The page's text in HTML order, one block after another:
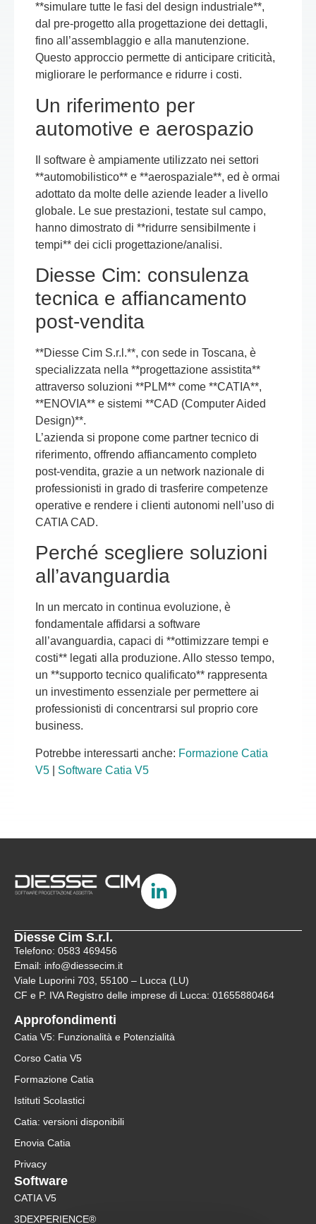
**simulare tutte le fasi del design industriale**,
dal pre-progetto alla progettazione dei dettagli,
fino all’assemblaggio e alla manutenzione.
Questo approccio permette di anticipare criticità,
migliorare le performance e ridurre i costi.
Un riferimento per
automotive e aerospazio
Il software è ampiamente utilizzato nei settori
**automobilistico** e **aerospaziale**, ed è ormai
adottato da molte delle aziende leader a livello
globale. Le sue prestazioni, testate sul campo,
hanno dimostrato di **ridurre sensibilmente i
tempi** dei cicli progettazione/analisi.
Diesse Cim: consulenza
tecnica e affiancamento
post-vendita
**Diesse Cim S.r.l.**, con sede in Toscana, è
specializzata nella **progettazione assistita**
attraverso soluzioni **PLM** come **CATIA**,
**ENOVIA** e sistemi **CAD (Computer Aided
Design)**.
L’azienda si propone come partner tecnico di
riferimento, offrendo affiancamento completo
post-vendita, grazie a un network nazionale di
professionisti in grado di trasferire competenze
operative e rendere i clienti autonomi nell’uso di
CATIA CAD.
Perché scegliere soluzioni
all’avanguardia
In un mercato in continua evoluzione, è
fondamentale affidarsi a software
all’avanguardia, capaci di **ottimizzare tempi e
costi** legati alla produzione. Allo stesso tempo,
un **supporto tecnico qualificato** rappresenta
un investimento essenziale per permettere ai
professionisti di concentrarsi sul proprio core
business.
Potrebbe interessarti anche: Formazione Catia
V5
Software Catia V5
Diesse Cim S.r.l.
Telefono: 0583 469456
Email: info@diessecim.it
Viale Luporini 703, 55100 – Lucca (LU)
CF e P. IVA Registro delle imprese di Lucca: 01655880464
Approfondimenti
Catia V5: Funzionalità e Potenzialità
Corso Catia V5
Formazione Catia
Istituti Scolastici
Catia: versioni disponibili
Enovia Catia
Privacy
Software
CATIA V5
3DEXPERIENCE®